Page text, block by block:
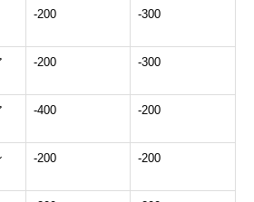
-200 -300
-200 -300
-400 -200
-200 -200